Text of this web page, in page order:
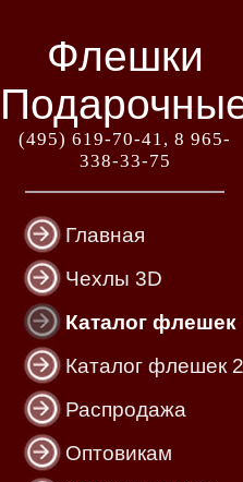
Флешки
(495) 619-70-41, 8 965-
338-33-75
Главная
Чехлы 3D
Каталог флешек
Каталог флешек 2
Распродажа
Оптовикам